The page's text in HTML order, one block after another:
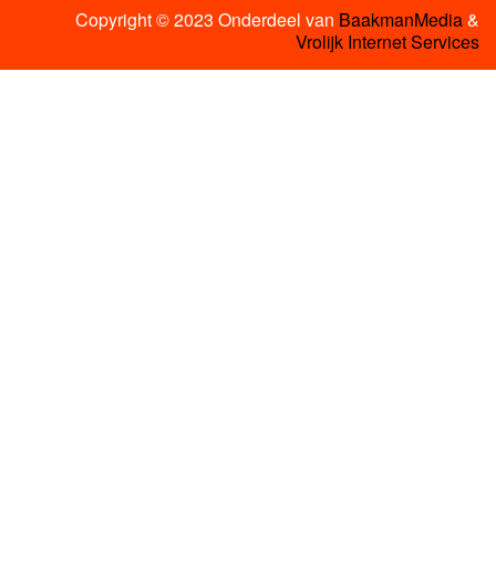
Copyright © 2023 Onderdeel van BaakmanMedia&
Vrolijk Internet Services